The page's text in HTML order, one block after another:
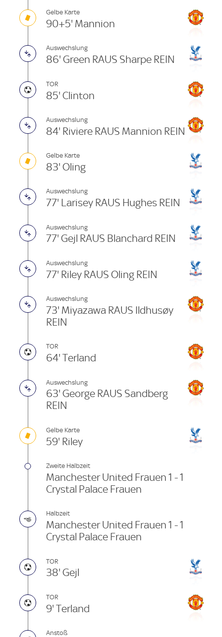
Gelbe Karte
90+5' Mannion
Auswechslung
86' Green RAUS Sharpe REIN
TOR
85' Clinton
Auswechslung
84' Riviere RAUS Mannion REIN
Gelbe Karte
83' Oling
Auswechslung
77' Laris­ey RAUS Hughes REIN
Auswechslung
77' Gejl RAUS Blanchard REIN
Auswechslung
77' Riley RAUS Oling REIN
Auswechslung
73' Miyazawa RAUS Ildhusøy
REIN
TOR
64' Terland
Auswechslung
63' George RAUS Sandberg
REIN
Gelbe Karte
59' Riley
Zweite Halbzeit
Manchester United Frauen 1 - 1
Crystal Palace Frauen
Halbzeit
Manchester United Frauen 1 - 1
Crystal Palace Frauen
TOR
38' Gejl
TOR
9' Terland
Anstoß